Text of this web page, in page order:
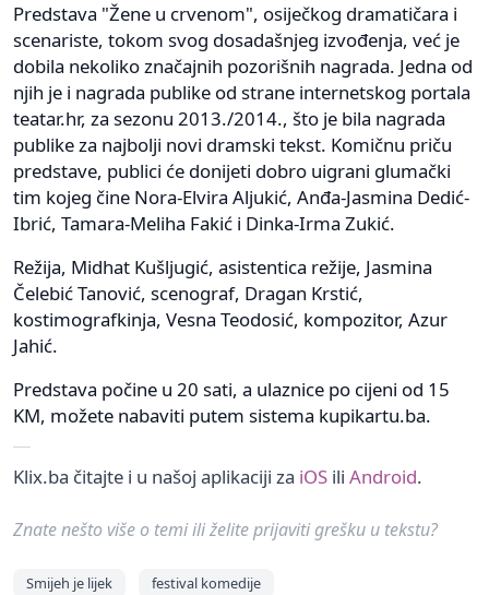
Predstava "Žene u crvenom", osiječkog dramatičara i
scenariste, tokom svog dosadašnjeg izvođenja, već je
dobila nekoliko značajnih pozorišnih nagrada. Jedna od
njih je i nagrada publike od strane internetskog portala
teatar.hr, za sezonu 2013./2014., što je bila nagrada
publike za najbolji novi dramski tekst. Komičnu priču
predstave, publici će donijeti dobro uigrani glumački
tim kojeg čine Nora-Elvira Aljukić, Anđa-Jasmina Dedić-
Ibrić, Tamara-Meliha Fakić i Dinka-Irma Zukić.
Režija, Midhat Kušljugić, asistentica režije, Jasmina
Čelebić Tanović, scenograf, Dragan Krstić,
kostimografkinja, Vesna Teodosić, kompozitor, Azur
Jahić.
Predstava počine u 20 sati, a ulaznice po cijeni od 15
KM, možete nabaviti putem sistema kupikartu.ba.
Klix.ba čitajte i u našoj aplikaciji za iOS ili Android.
Znate nešto više o temi ili želite prijaviti grešku u tekstu?
Smijeh je lijek festival komedije